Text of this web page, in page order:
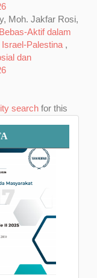
Moh. Jakfar Rosi,
Aktif dalam
Palestina ,
dan
search for this